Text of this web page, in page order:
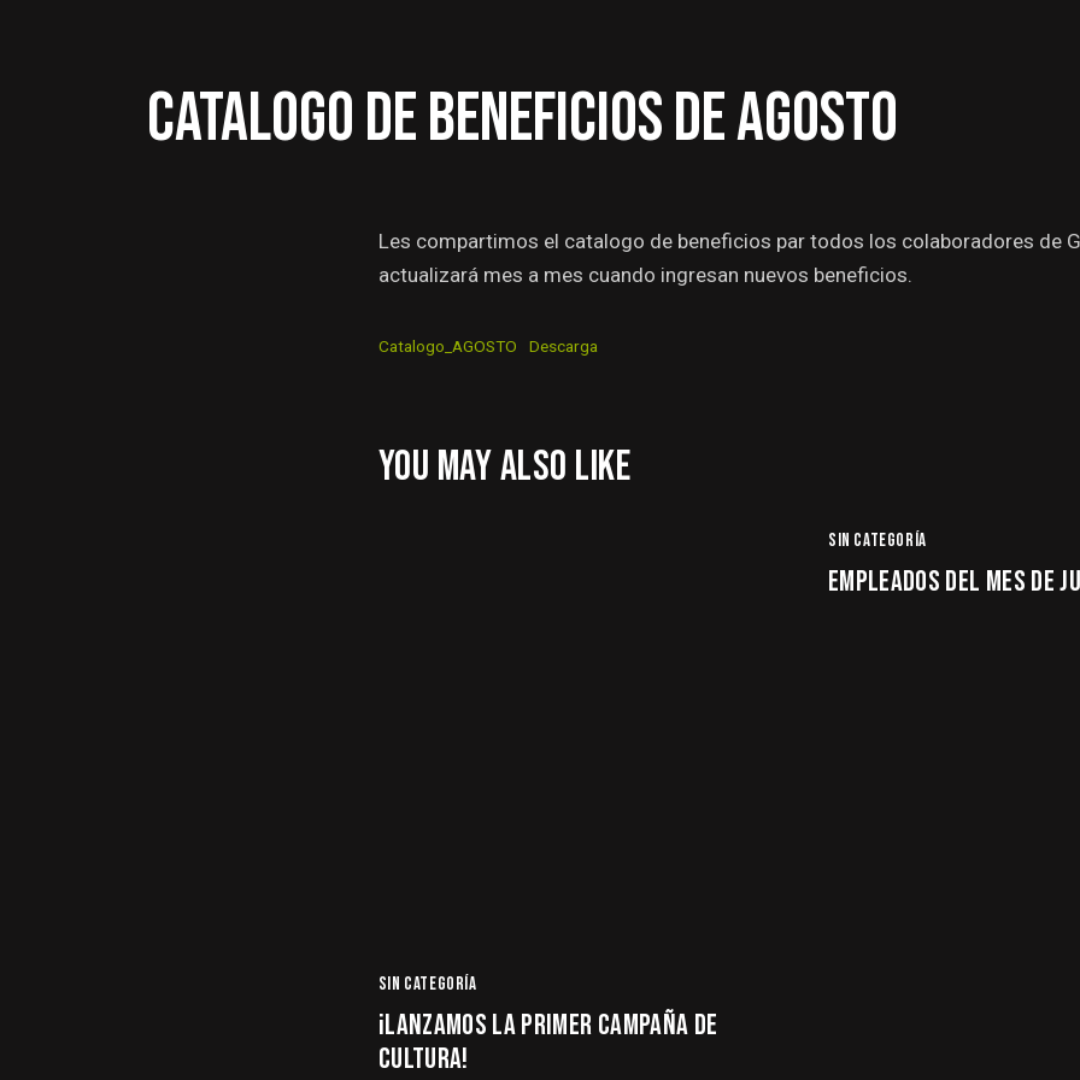
CATALOGO DE BENEFICIOS DE AGOSTO
Les compartimos el catalogo de beneficios par todos los colaboradores de
actualizará mes a mes cuando ingresan nuevos beneficios.
Catalogo_AGOSTO Descarga
YOU MAY ALSO LIKE
SIN CATEGORÍA
¡LANZAMOS LA PRIMER CAMPAÑA DE
CULTURA!
SIN CATEGORÍA
EMPLEADOS DEL MES DE